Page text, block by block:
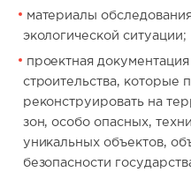
материалы
экологической ситуации;
проектная
строительства, которые
реконструировать на
зон, особо опасных,
уникальных объектов,
безопасности